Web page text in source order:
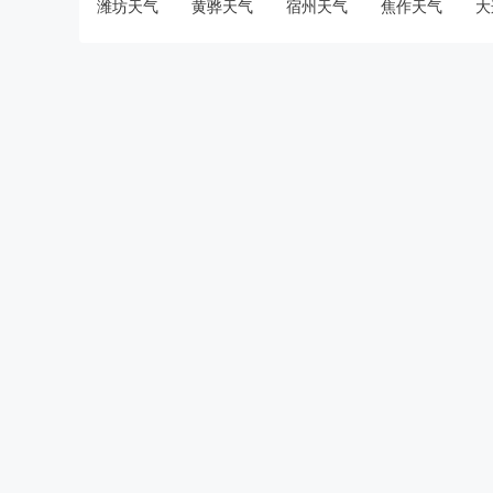
潍坊天气 黄骅天气 宿州天气 焦作天气